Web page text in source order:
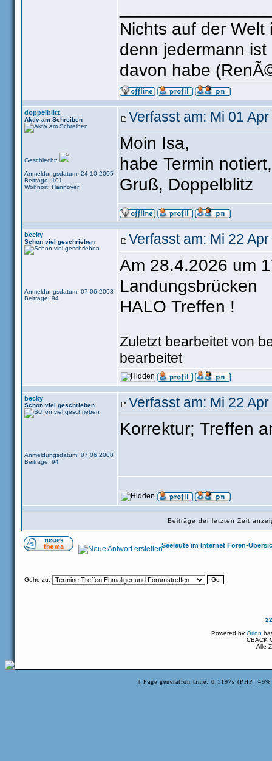
Nichts auf der
denn jedermann
davon habe
doppelblitz
Aktiv am Schreiben
Geschlecht:
Anmeldungsdatum: 24.10.2005
Beiträge: 101
Wohnort: Hannover
Verfasst am: Mi 01
Moin Isa,
habe Termin
Gruß, Doppelblitz
becky
Schon viel geschrieben
Anmeldungsdatum: 07.06.2008
Beiträge: 94
Verfasst am: Mi 22
Am 28.4.2026 um
Landungsbrücken
HALO Treffen !
Zuletzt bearbeitet von
bearbeitet
becky
Schon viel geschrieben
Anmeldungsdatum: 07.06.2008
Beiträge: 94
Verfasst am: Mi 22
Korrektur; Treffen
Beiträge der letzten Zeit
Seeleute im Internet Foren-
Gehe zu:
Powered by Orion
CBACK
Alle
[ Page generation time: 0.1197s (PHP: